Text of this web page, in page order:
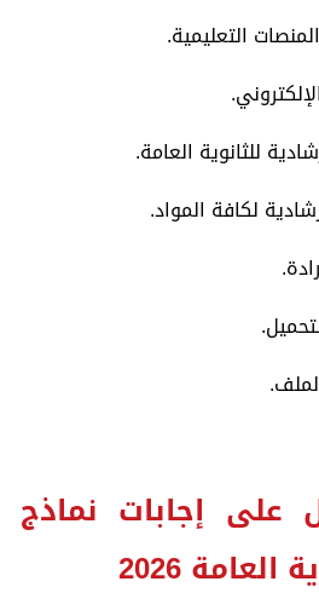
على إجابات نماذج
2026